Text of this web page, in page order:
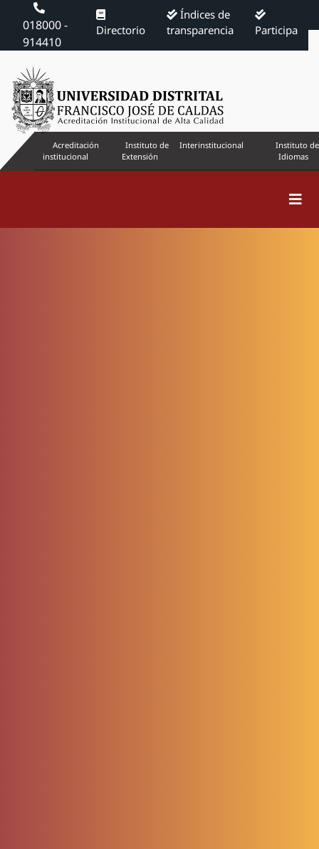
018000 -
914410
Directorio
Índices de
transparencia
Participa
Acreditación
institucional
Instituto de
Extensión
Interinstitucional
Instituto de
Idiomas